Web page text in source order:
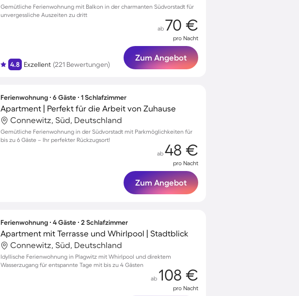
Gemütliche Ferienwohnung mit Balkon in der charmanten Südvorstadt für
unvergessliche Auszeiten zu dritt
4.8 Exzellent (221 Bewertungen)
ab 70 €
pro Nacht
Zum Angebot
Ferienwohnung ∙ 6 Gäste ∙ 1 Schlafzimmer
Apartment | Perfekt für die Arbeit von Zuhause
Connewitz, Süd, Deutschland
Gemütliche Ferienwohnung in der Südvorstadt mit Parkmöglichkeiten für
bis zu 6 Gäste – Ihr perfekter Rückzugsort!
ab 48 €
pro Nacht
Zum Angebot
Ferienwohnung ∙ 4 Gäste ∙ 2 Schlafzimmer
Apartment mit Terrasse und Whirlpool | Stadtblick
Connewitz, Süd, Deutschland
Idyllische Ferienwohnung in Plagwitz mit Whirlpool und direktem
Wasserzugang für entspannte Tage mit bis zu 4 Gästen
ab 108 €
pro Nacht